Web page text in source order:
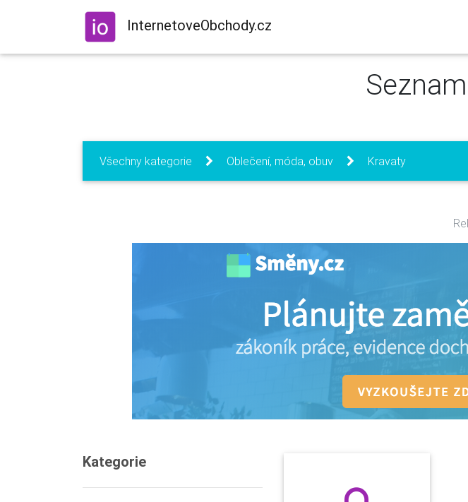
InternetoveObchody.cz
Všechny kategorie Oblečení, móda, obuv Kravaty
Kategorie